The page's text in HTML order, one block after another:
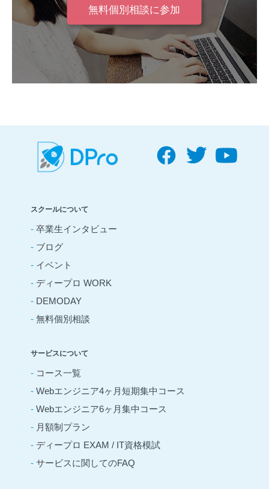
無料個別相談に参加
スクールについて
- 卒業生インタビュー
- ブログ
- イベント
- ディープロ WORK
- DEMODAY
- 無料個別相談
サービスについて
- コース一覧
- Webエンジニア4ヶ月短期集中コース
- Webエンジニア6ヶ月集中コース
- 月額制プラン
- ディープロ EXAM / IT資格模試
- サービスに関してのFAQ